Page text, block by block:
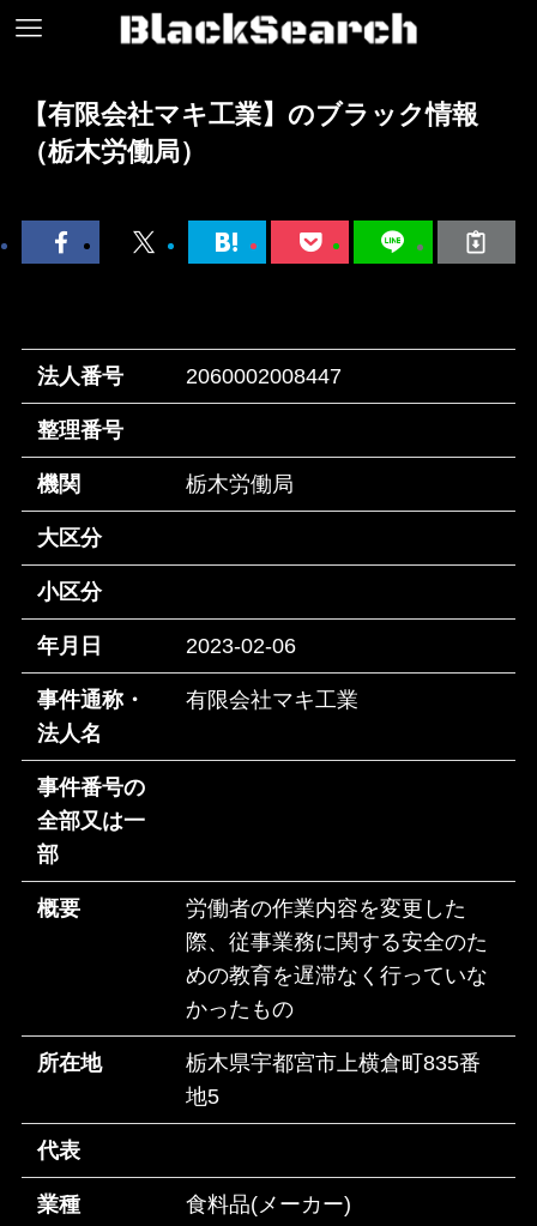
【有限会社マキ工業】のブラック情報
（栃木労働局）
法人番号 2060002008447
整理番号
機関 栃木労働局
大区分
小区分
年月日 2023-02-06
事件通称・
法人名
有限会社マキ工業
事件番号の
全部又は一
部
概要
労働者の作業内容を変更した
際、従事業務に関する安全のた
めの教育を遅滞なく行っていな
かったもの
所在地
栃木県宇都宮市上横倉町835番
地5
代表
業種 食料品(メーカー)